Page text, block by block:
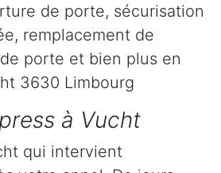
de porte, sécurisation
remplacement de
porte et bien plus en
3630 Limbourg
à Vucht
qui intervient